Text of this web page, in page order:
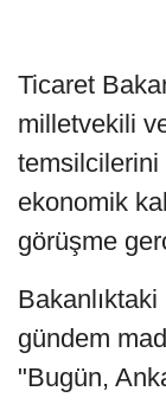
Ticaret
milletvekili
temsilcilerini
ekonomik
görüşme
Bakanlıktaki
gündem
"Bugün,